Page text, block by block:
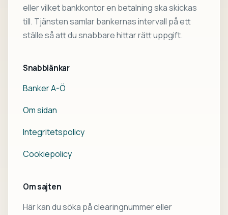
eller vilket bankkontor en betalning ska skickas
till. Tjänsten samlar bankernas intervall på ett
ställe så att du snabbare hittar rätt uppgift.
Snabblänkar
Banker A-Ö
Om sidan
Integritetspolicy
Cookiepolicy
Om sajten
Här kan du söka på clearingnummer eller